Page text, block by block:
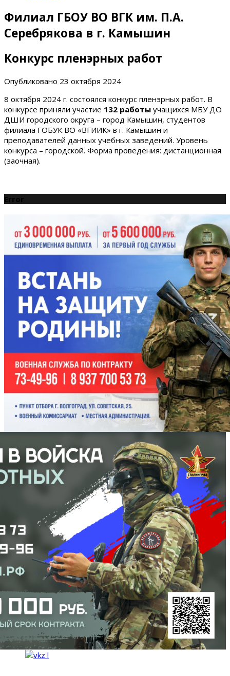
Филиал ГБОУ ВО ВГК им. П.А.
Серебрякова в г. Камышин
Конкурс пленэрных работ
Опубликовано 23 октября 2024
8 октября 2024 г. состоялся конкурс пленэрных работ. В
конкурсе приняли участие 132 работы учащихся МБУ ДО
ДШИ городского округа – город Камышин, студентов
филиала ГОБУК ВО «ВГИИК» в г. Камышин и
преподавателей данных учебных заведений. Уровень
конкурса – городской. Форма проведения: дистанционная
(заочная).
Error